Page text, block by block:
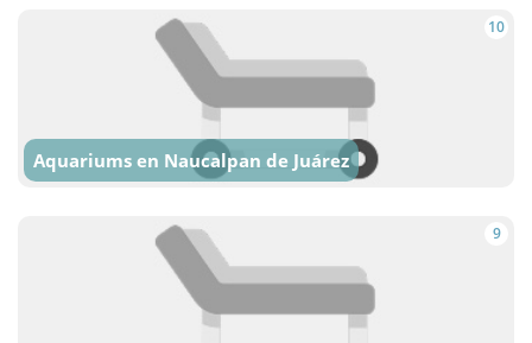
10
Aquariums en Naucalpan de Juárez
9